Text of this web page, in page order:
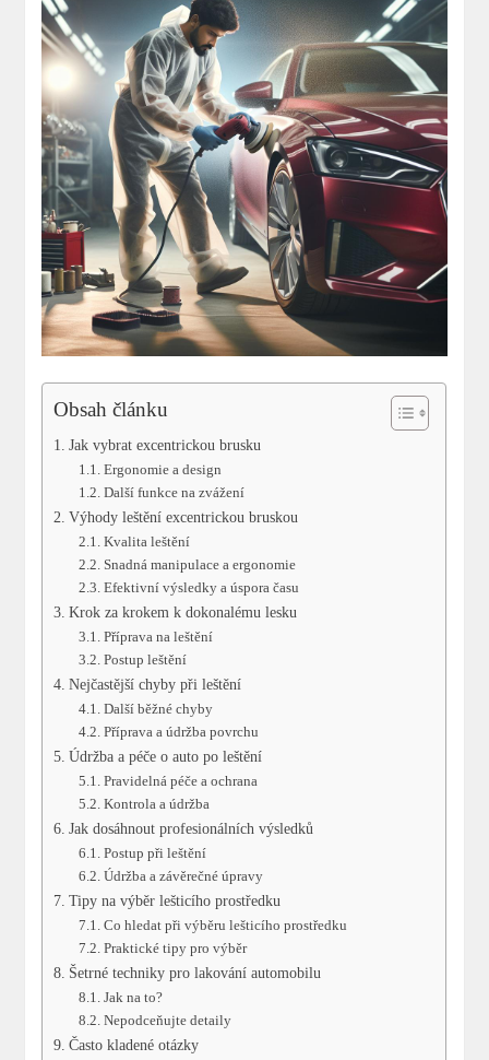
Obsah článku
Jak vybrat excentrickou brusku
Ergonomie a design
Další funkce na zvážení
Výhody leštění excentrickou bruskou
Kvalita leštění
Snadná manipulace a ergonomie
Efektivní výsledky a úspora času
Krok za krokem k dokonalému lesku
Příprava na leštění
Postup leštění
Nejčastější chyby při leštění
Další běžné chyby
Příprava a údržba povrchu
Údržba a péče o auto po leštění
Pravidelná péče a ochrana
Kontrola a údržba
Jak dosáhnout profesionálních výsledků
Postup při leštění
Údržba a závěrečné úpravy
Tipy na výběr lešticího prostředku
Co hledat při výběru lešticího prostředku
Praktické tipy pro výběr
Šetrné techniky pro lakování automobilu
Jak na to?
Nepodceňujte detaily
Často kladené otázky